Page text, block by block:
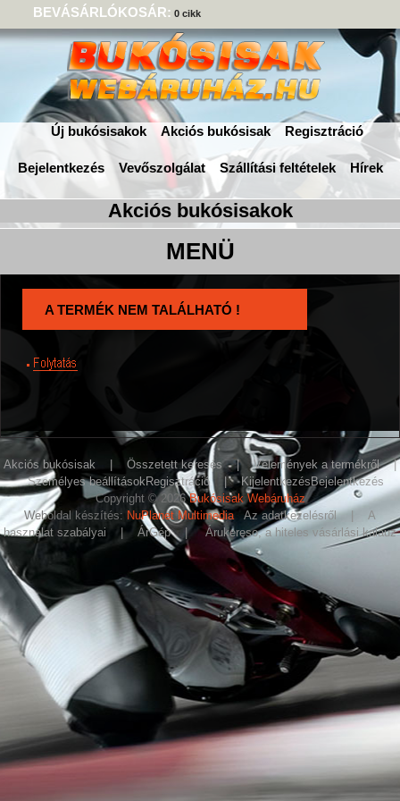
BEVÁSÁRLÓKOSÁR: 0 cikk
Új bukósisakok Akciós bukósisak Regisztráció
Bejelentkezés Vevőszolgálat Szállítási feltételek Hírek
A TERMÉK NEM TALÁLHATÓ !
Akciós bukósisak Összetett keresés|Vélemények a termékről|
Személyes beállításokRegisztráció| KijelentkezésBejelentkezés
Copyright © 2026Bukósisak Webáruház
Weboldal készítés: NuPlanet Multimedia Az adatkezelésről| A
használat szabályai | ÁrGép|Árukereso, a hiteles vásárlási kalauz